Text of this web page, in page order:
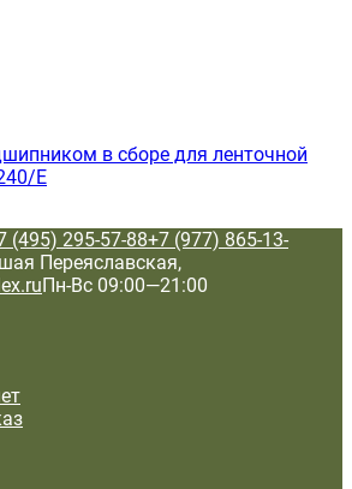
в сборе для ленточной
Е
(495) 295-57-88+7 (977) 865-13-
Переяславская,
Пн-Вс 09:00—21:00